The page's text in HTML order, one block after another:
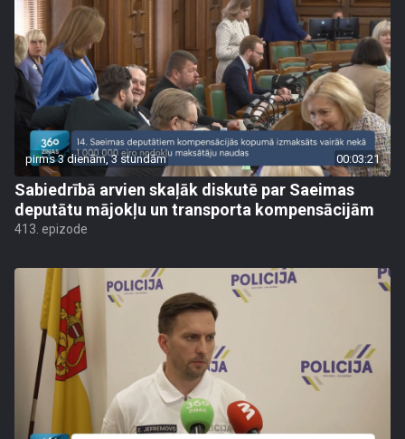
pirms 3 dienām, 3 stundām 00:03:21
Sabiedrībā arvien skaļāk diskutē par Saeimas
deputātu mājokļu un transporta kompensācijām
413. epizode